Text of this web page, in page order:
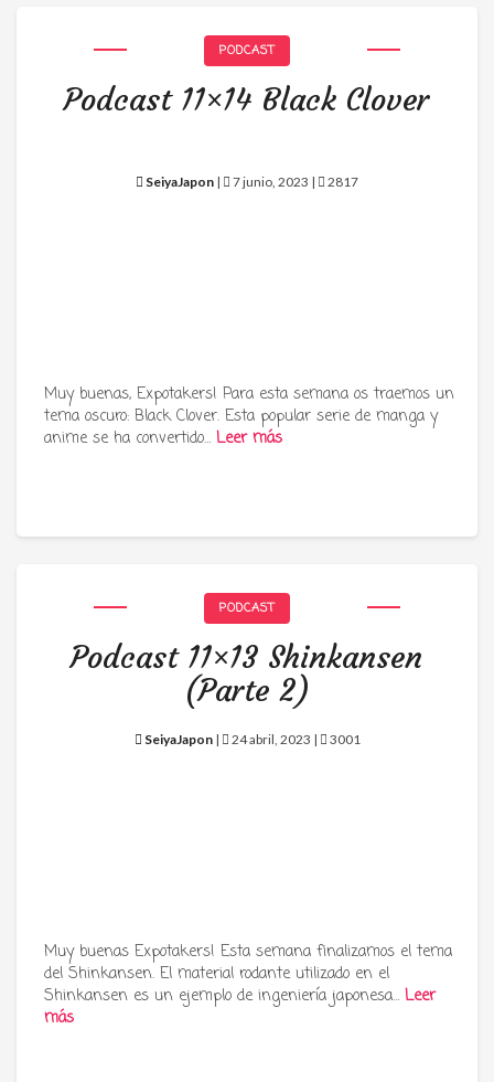
PODCAST
Podcast 11×14 Black Clover
SeiyaJapon | 7 junio, 2023 | 2817
Muy buenas, Expotakers! Para esta semana os traemos un
tema oscuro: Black Clover. Esta popular serie de manga y
anime se ha convertido… Leer más
PODCAST
Podcast 11×13 Shinkansen
(Parte 2)
SeiyaJapon| 24 abril, 2023 | 3001
Muy buenas Expotakers! Esta semana finalizamos el tema
del Shinkansen. El material rodante utilizado en el
Shinkansen es un ejemplo de ingeniería japonesa… Leer
más